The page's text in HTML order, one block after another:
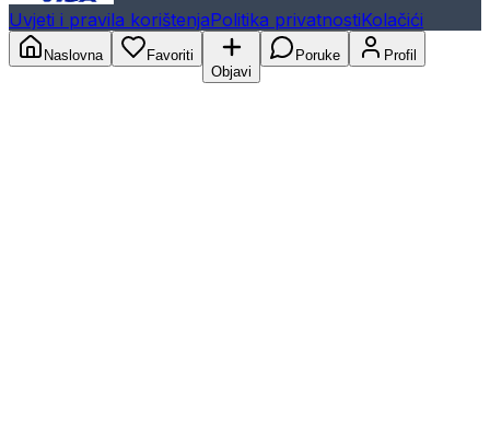
Uvjeti i pravila korištenjaPolitika privatnostiKolačići
Naslovna
Favoriti
Objavi
Poruke Profil